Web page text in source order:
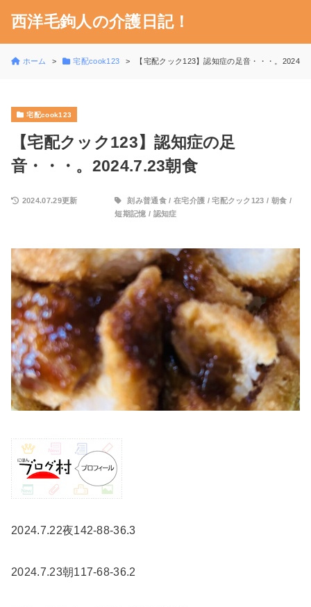
西洋毛鉤人の介護日記！
ホーム 宅配cook123 【宅配クック123】認知症の足音・・・。
宅配cook123
【宅配クック123】認知症の足
音・・・。2024.7.23朝食
2024.07.29更新 刻み普通食/ 在宅介護 /宅配クック123 / 朝食 /
短期記憶 / 認知症
2024.7.22夜142-88-36.3
2024.7.23朝117-68-36.2